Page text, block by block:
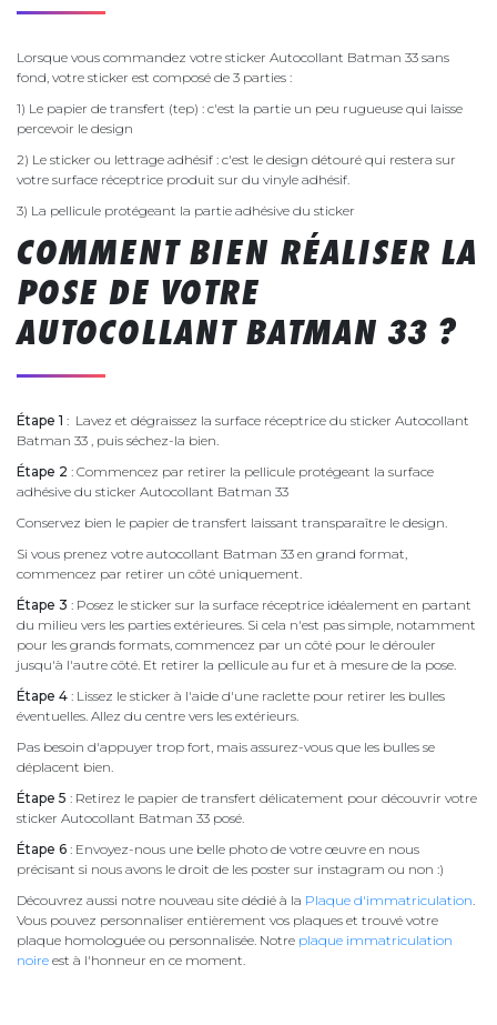
Lorsque vous commandez votre sticker Autocollant Batman 33 sans
fond, votre sticker est composé de 3 parties :
1) Le papier de transfert (tep) : c'est la partie un peu rugueuse qui laisse
percevoir le design
2) Le sticker ou lettrage adhésif : c'est le design détouré qui restera sur
votre surface réceptrice produit sur du vinyle adhésif.
3) La pellicule protégeant la partie adhésive du sticker
COMMENT BIEN RÉALISER LA
POSE DE VOTRE
AUTOCOLLANT BATMAN 33 ?
Étape 1 : Lavez et dégraissez la surface réceptrice du sticker Autocollant
Batman 33 , puis séchez-la bien.
Étape 2 : Commencez par retirer la pellicule protégeant la surface
adhésive du sticker Autocollant Batman 33
Conservez bien le papier de transfert laissant transparaître le design.
Si vous prenez votre autocollant Batman 33 en grand format,
commencez par retirer un côté uniquement.
Étape 3 : Posez le sticker sur la surface réceptrice idéalement en partant
du milieu vers les parties extérieures. Si cela n'est pas simple, notamment
pour les grands formats, commencez par un côté pour le dérouler
jusqu'à l'autre côté. Et retirer la pellicule au fur et à mesure de la pose.
Étape 4 : Lissez le sticker à l'aide d'une raclette pour retirer les bulles
éventuelles. Allez du centre vers les extérieurs.
Pas besoin d'appuyer trop fort, mais assurez-vous que les bulles se
déplacent bien.
Étape 5 : Retirez le papier de transfert délicatement pour découvrir votre
sticker Autocollant Batman 33 posé.
Étape 6 : Envoyez-nous une belle photo de votre œuvre en nous
précisant si nous avons le droit de les poster sur instagram ou non :)
Découvrez aussi notre nouveau site dédié à la Plaque d'immatriculation.
Vous pouvez personnaliser entièrement vos plaques et trouvé votre
plaque homologuée ou personnalisée. Notre plaque immatriculation
noire est à l'honneur en ce moment.